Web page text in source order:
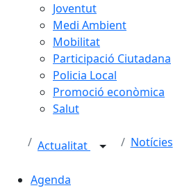
Joventut
Medi Ambient
Mobilitat
Participació Ciutadana
Policia Local
Promoció econòmica
Salut
Actualitat Notícies
Agenda